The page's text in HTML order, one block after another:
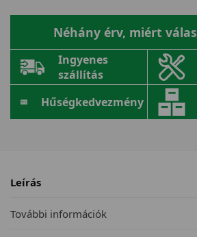
Néhány érv, miért
Ingyenes
szállítás
Hűségkedvezmény
Leírás
További információk